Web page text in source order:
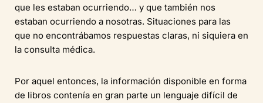
que les estaban ocurriendo… y que también nos
estaban ocurriendo a nosotras. Situaciones para las
que no encontrábamos respuestas claras, ni siquiera en
la consulta médica.
Por aquel entonces, la información disponible en forma
de libros contenía en gran parte un lenguaje difícil de